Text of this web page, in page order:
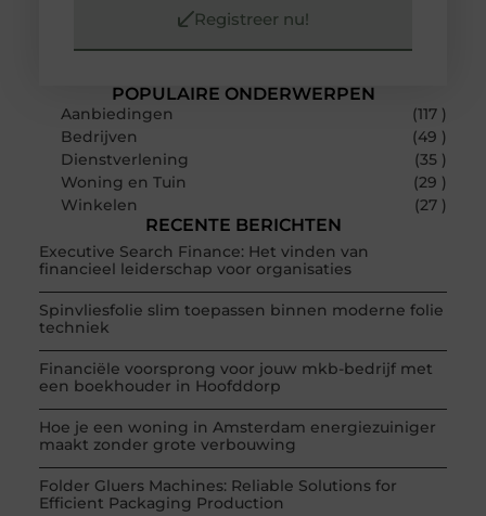
POPULAIRE ONDERWERPEN
Aanbiedingen
(117 )
Bedrijven
(49 )
Dienstverlening
(35 )
Woning en Tuin
(29 )
Winkelen
(27 )
RECENTE BERICHTEN
Executive Search Finance: Het vinden van
financieel leiderschap voor organisaties
Spinvliesfolie slim toepassen binnen moderne folie
techniek
Financiële voorsprong voor jouw mkb-bedrijf met
een boekhouder in Hoofddorp
Hoe je een woning in Amsterdam energiezuiniger
maakt zonder grote verbouwing
Folder Gluers Machines: Reliable Solutions for
Efficient Packaging Production
Registreer nu!